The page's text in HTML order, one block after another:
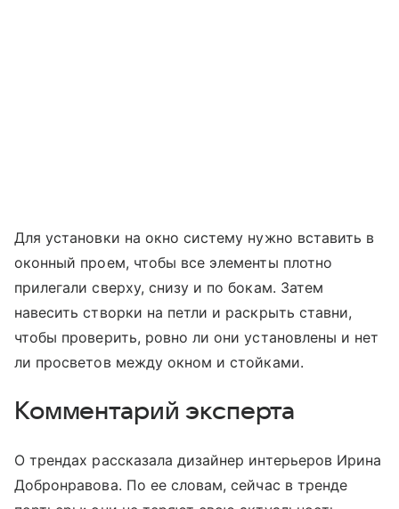
Для установки на окно систему нужно вставить в
оконный проем, чтобы все элементы плотно
прилегали сверху, снизу и по бокам. Затем
навесить створки на петли и раскрыть ставни,
чтобы проверить, ровно ли они установлены и нет
ли просветов между окном и стойками.
Комментарий эксперта
О трендах рассказала дизайнер интерьеров Ирина
Добронравова. По ее словам, сейчас в тренде